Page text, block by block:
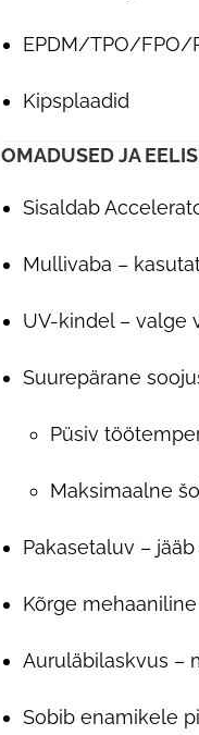
EPDM/TPO/FPO/
Kipsplaadid
OMADUSED JA
Sisaldab
Mullivaba –
UV-kindel – valge
Suurepärane
Püsiv
Maksimaalne
Pakasetaluv –
Kõrge
Auruläbilaskvus –
Sobib enamikele